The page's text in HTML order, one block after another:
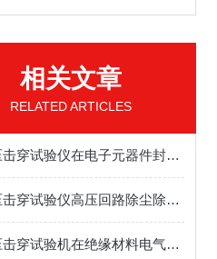
相关文章
RELATED ARTICLES
电压击穿试验仪在电子元器件封装材料耐压测试中的应用
电压击穿试验仪高压回路除尘除污及绝缘台清洁维护技巧
电压击穿试验机在绝缘材料电气强度测试中的应用规范